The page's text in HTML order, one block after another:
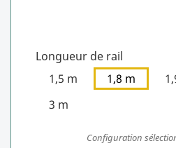
Longueur de rail
1,5 m
1,8 m
3 m
Configuration